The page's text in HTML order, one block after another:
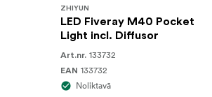
ZHIYUN
LED Fiveray M40 Pocket
Light incl. Diffusor
Art.nr. 133732
EAN 133732
Noliktavā